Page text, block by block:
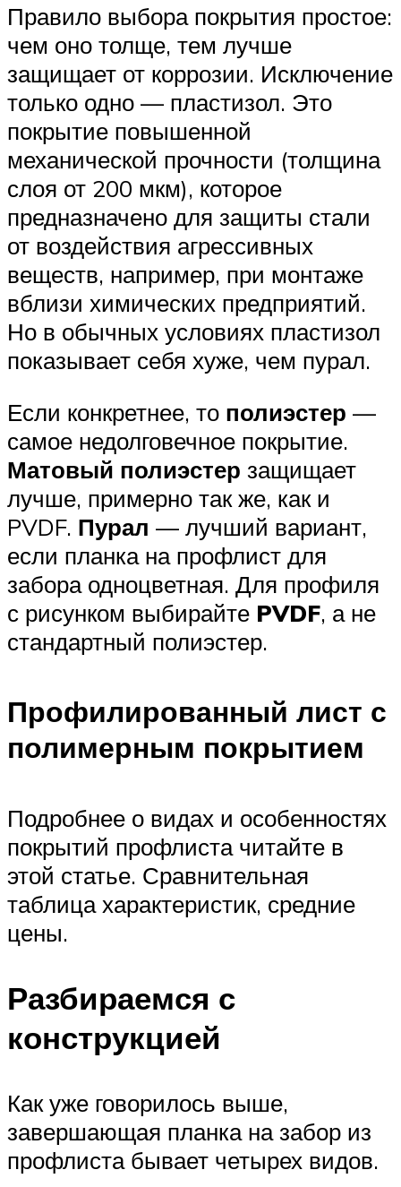
Правило выбора покрытия простое:
чем оно толще, тем лучше
защищает от коррозии. Исключение
только одно — пластизол. Это
покрытие повышенной
механической прочности (толщина
слоя от 200 мкм), которое
предназначено для защиты стали
от воздействия агрессивных
веществ, например, при монтаже
вблизи химических предприятий.
Но в обычных условиях пластизол
показывает себя хуже, чем пурал.
Если конкретнее, то полиэстер —
самое недолговечное покрытие.
Матовый полиэстер защищает
лучше, примерно так же, как и
PVDF. Пурал — лучший вариант,
если планка на профлист для
забора одноцветная. Для профиля
с рисунком выбирайте PVDF, а не
стандартный полиэстер.
Профилированный лист с
полимерным покрытием
Подробнее о видах и особенностях
покрытий профлиста читайте в
этой статье. Сравнительная
таблица характеристик, средние
цены.
Разбираемся с
конструкцией
Как уже говорилось выше,
завершающая планка на забор из
профлиста бывает четырех видов.